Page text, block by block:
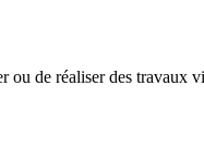
de réaliser des travaux